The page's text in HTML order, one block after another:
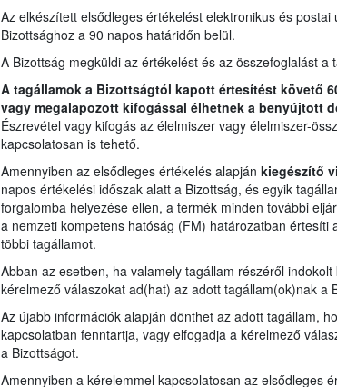
Az elkészített elsődleges értékelést elektronikus és
Bizottsághoz a 90 napos határidőn belül.
A Bizottság megküldi az értékelést és az összefoglalást a
A tagállamok a Bizottságtól kapott értesítést követő
vagy megalapozott kifogással élhetnek a benyújtott
Észrevétel vagy kifogás az élelmiszer vagy élelmiszer-
kapcsolatosan is tehető.
Amennyiben az elsődleges értékelés alapján kiegészítő
napos értékelési időszak alatt a Bizottság, és egyik
forgalomba helyezése ellen, a termék minden további
a nemzeti kompetens hatóság (FM) határozatban értesíti
többi tagállamot.
Abban az esetben, ha valamely tagállam részéről
kérelmező válaszokat ad(hat) az adott tagállam(ok)nak a
Az újabb információk alapján dönthet az adott tagállam,
kapcsolatban fenntartja, vagy elfogadja a kérelmező
a Bizottságot.
Amennyiben a kérelemmel kapcsolatosan az elsődleges